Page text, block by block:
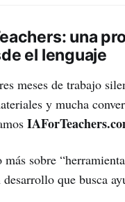
una
el lenguaje
meses de trabajo
y mucha
sobre
que busca